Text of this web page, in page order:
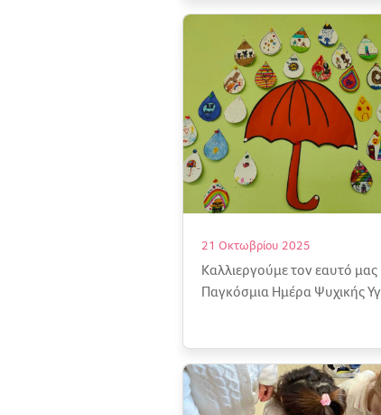
21 Οκτωβρίου 2025
Καλλιεργούμε τον εαυτό μας
Παγκόσμια Ημέρα Ψυχικής